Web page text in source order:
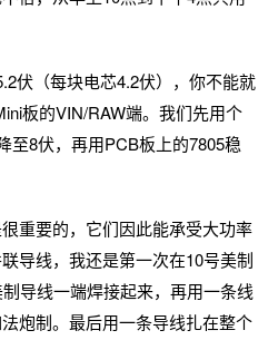
伏（每块电芯4.2伏），你不能就
板的VIN/RAW端。我们先用个
至8伏，再用PCB板上的7805稳
重要的，它们因此能承受大功率
导线，我还是第一次在10号美制
导线一端焊接起来，再用一条线
炮制。最后用一条导线扎在整个